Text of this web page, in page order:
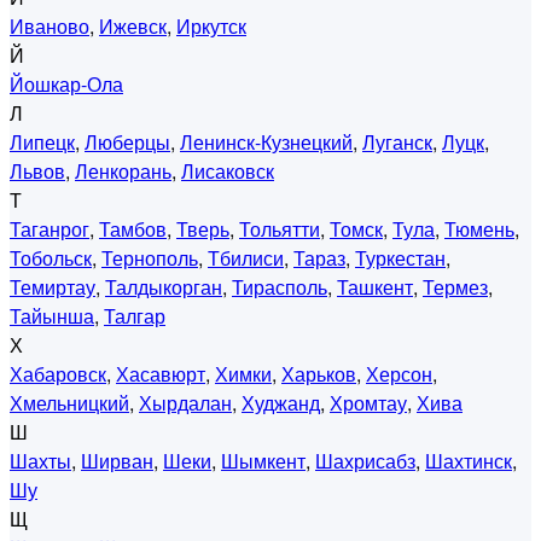
Иваново, Ижевск, Иркутск
Й
Йошкар-Ола
Л
Липецк, Люберцы, Ленинск-Кузнецкий, Луганск, Луцк,
Львов, Ленкорань, Лисаковск
Т
Таганрог, Тамбов, Тверь, Тольятти, Томск, Тула, Тюмень,
Тобольск, Тернополь, Тбилиси, Тараз, Туркестан,
Темиртау, Талдыкорган, Тирасполь, Ташкент, Термез,
Тайынша, Талгар
Х
Хабаровск, Хасавюрт, Химки, Харьков, Херсон,
Хмельницкий, Хырдалан, Худжанд, Хромтау, Хива
Ш
Шахты, Ширван, Шеки, Шымкент, Шахрисабз, Шахтинск,
Шу
Щ